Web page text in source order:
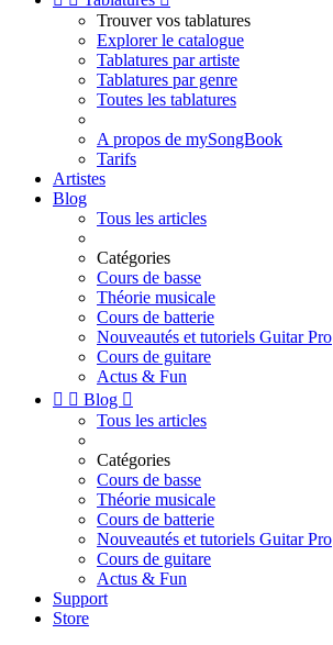
Trouver vos tablatures
Explorer le catalogue
Tablatures par artiste
Tablatures par genre
Toutes les tablatures
A propos de mySongBook
Tarifs
Artistes
Blog
Tous les articles
Catégories
Cours de basse
Théorie musicale
Cours de batterie
Nouveautés et tutoriels Guitar Pro
Cours de guitare
Actus & Fun
  Blog 
Tous les articles
Catégories
Cours de basse
Théorie musicale
Cours de batterie
Nouveautés et tutoriels Guitar Pro
Cours de guitare
Actus & Fun
Support
Store